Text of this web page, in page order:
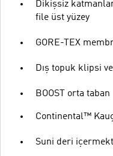
Dikişsiz
file üst yüzey
GORE-TEX
Dış topuk klipsi
BOOST orta taban
Continental™
Suni deri